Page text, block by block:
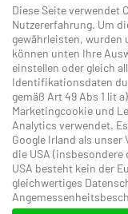
modernsten
ein täuschend
schönsten
Maria Alm. Und
wie für
PS: Gastgeber
Spielpartner
Diese Seite verwendet
Nutzererfahrung. Um
gewährleisten, wurden
können unten Ihre
einstellen oder gleich
Identifikationsdaten
gemäß Art 49 Abs 1 lit
Marketingcookie und
Analytics verwendet.
Google Irland als
die USA
USA besteht kein der
gleichwertiges